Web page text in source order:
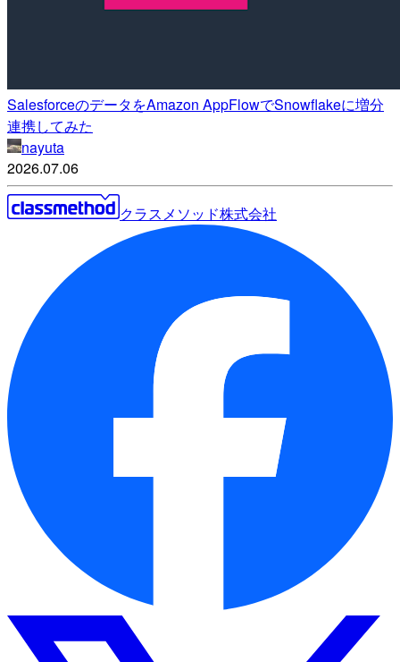
SalesforceのデータをAmazon AppFlowでSnowflakeに増分
連携してみた
nayuta
2026.07.06
クラスメソッド株式会社